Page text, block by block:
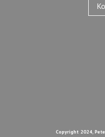
Copyright 2024,